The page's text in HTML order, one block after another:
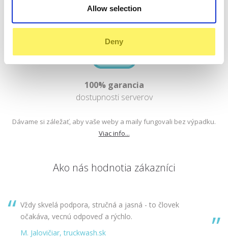
Allow selection
Deny
100% garancia
dostupnosti serverov
Dávame si záležať, aby vaše weby a maily fungovali bez výpadku.
Viac info...
Ako nás hodnotia zákazníci
Vždy skvelá podpora, stručná a jasná - to človek
očakáva, vecnú odpoveď a rýchlo.
M. Jalovičiar, truckwash.sk